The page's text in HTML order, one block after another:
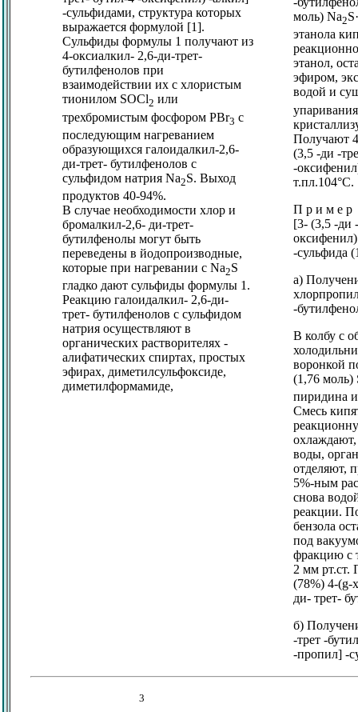
-сульфидами, структура которых
выражается формулой [1].
Сульфиды формулы 1 получают из
4-оксиалкил- 2,6-ди-трет-
бутилфенолов при
взаимодействии их с хлористым
тионилом SОСl2 или
трехбромистым фосфором PBr3 с
последующим нагреванием
образующихся галоидалкил-2,6-
ди-трет- бутилфенолов с
сульфидом натрия Na2S. Выход
продуктов 40-94%.
В случае необходимости хлор и
бромалкил-2,6- ди-трет-
бутилфенолы могут быть
переведены в йодопроизводные,
которые при нагревании с Na2S
гладко дают сульфиды формулы 1.
Реакцию галоидалкил- 2,6-ди-
трет- бутилфенолов с сульфидом
натрия осуществляют в
органических растворителях -
алифатических спиртах, простых
эфирах, диметилсульфоксиде,
диметилформамиде,
моль) Na2
этанола
этанол,
эфиром,
водой и
Получают
(3,5 -ди -
-
т.пл.104°C.
П р и м е р
[3- (3,5 -ди
-сульфида
а)
-
В колбу с
воронкой
(1,76 моль)
пиридина
Смесь
охлаждают,
воды,
отделяют,
5%-ным
снова
реакции.
бензола
под
фракцию с
2 мм рт.ст.
(78%) 4-(g-
ди- трет-
б)
-трет -
-пропил] -
3